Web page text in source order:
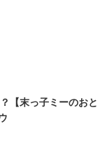
【末っ子ミーのおと